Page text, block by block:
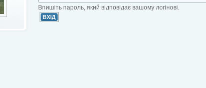
Впишіть пароль, який відповідає вашому логінові.